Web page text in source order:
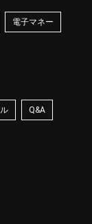
電子マネー
Q&A